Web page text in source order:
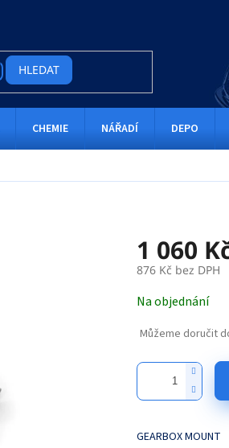
HLEDAT
CHEMIE NÁŘADÍ DEPO
1 060
876 Kč bez DPH
cena:
Na objednání
Můžeme doručit
GEARBOX MOUNT